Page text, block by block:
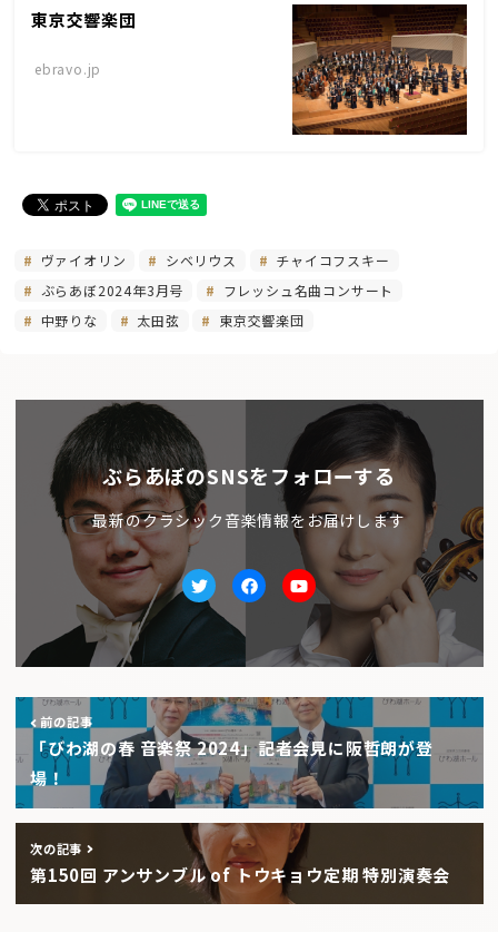
東京交響楽団
ebravo.jp
ヴァイオリン シベリウス
チャイコフスキー
ぶらあぼ2024年3月号
フレッシュ名曲コンサート
中野りな
太田弦 東京交響楽団
ぶらあぼのSNSをフォローする
最新のクラシック音楽情報をお届けします
TwitterfacebookYoutube
前の記事
「びわ湖の春 音楽祭 2024」記者会見に阪哲朗が登
場！
次の記事
第150回 アンサンブル of トウキョウ定期 特別演奏会